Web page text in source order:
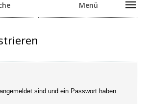
Menü
sind und ein Passwort haben.